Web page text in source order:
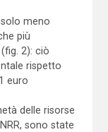
meno
più
2): ciò
rispetto
euro
delle risorse
sono state